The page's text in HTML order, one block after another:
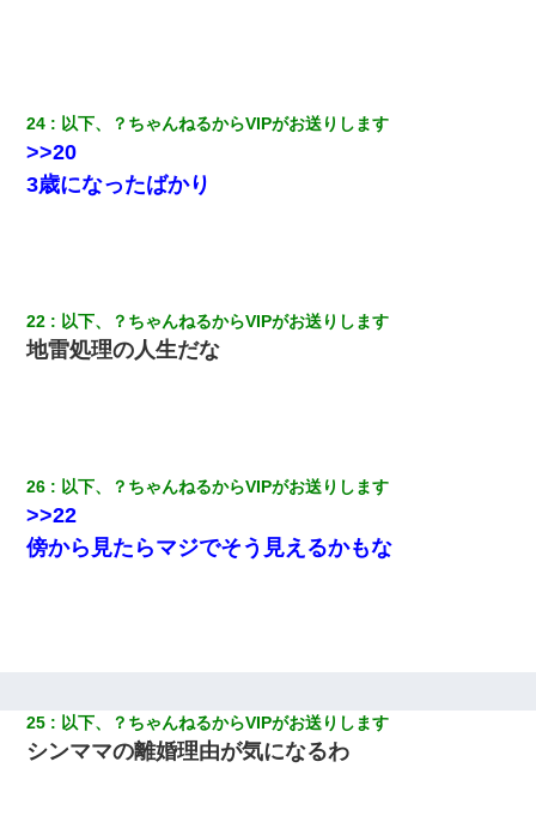
24 以下、？ちゃんねるからVIPがお送りします
>>20
3歳になったばかり
22 以下、？ちゃんねるからVIPがお送りします
地雷処理の人生だな
26 以下、？ちゃんねるからVIPがお送りします
>>22
傍から見たらマジでそう見えるかもな
25 以下、？ちゃんねるからVIPがお送りします
シンママの離婚理由が気になるわ